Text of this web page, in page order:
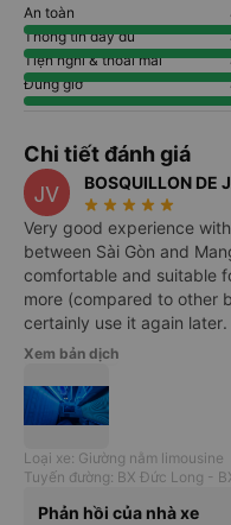
An toàn
Thông tin đầy đủ
Tiện nghi & thoải mái
Đúng giờ
Chi tiết đánh giá
JV
BOSQUILLON DE
VINCENT
star_rate star_rate star_rate star_rate star_rate
Very good experience
between Sài Gòn and
comfortable and suitable
more (compared to other
certainly use it again later.
Xem bản dịch
Loại xe: Giường nằm limousine
Tuyến đường: BX Đức Long -
Phản hồi của nhà xe